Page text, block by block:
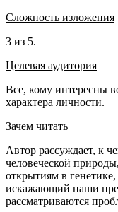
Сложность изложения
3 из 5.
Целевая аудитория
Все, кому интересны
характера личности.
Зачем читать
Автор рассуждает, к
человеческой
открытиям в
искажающий наши
рассматриваются